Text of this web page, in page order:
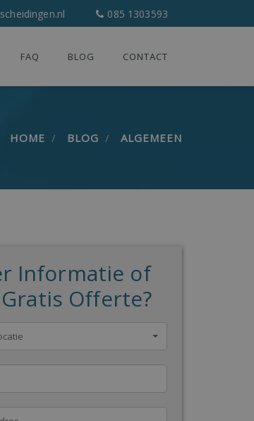
085 1303593
FAQ BLOG CONTACT
HOME BLOG ALGEMEEN
Informatie of
Offerte?